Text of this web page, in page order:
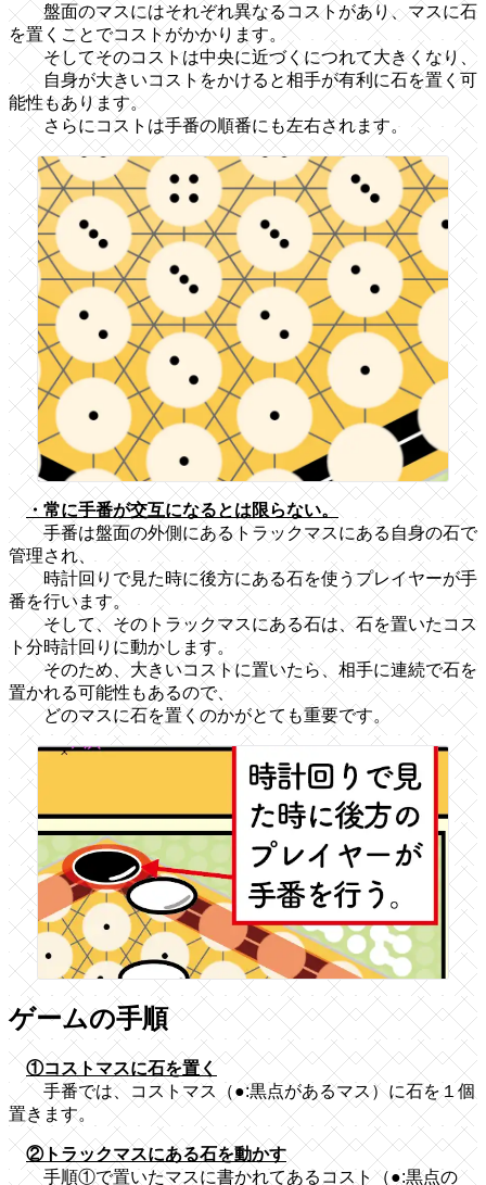
盤面のマスにはそれぞれ異なるコストがあり、マスに石
を置くことでコストがかかります。
そしてそのコストは中央に近づくにつれて大きくなり、
自身が大きいコストをかけると相手が有利に石を置く可
能性もあります。
さらにコストは手番の順番にも左右されます。
・常に手番が交互になるとは限らない。
手番は盤面の外側にあるトラックマスにある自身の石で
管理され、
時計回りで見た時に後方にある石を使うプレイヤーが手
番を行います。
そして、そのトラックマスにある石は、石を置いたコス
ト分時計回りに動かします。
そのため、大きいコストに置いたら、相手に連続で石を
置かれる可能性もあるので、
どのマスに石を置くのかがとても重要です。
ゲームの手順
①コストマスに石を置く
手番では、コストマス（●:黒点があるマス）に石を１個
置きます。
②トラックマスにある石を動かす
手順①で置いたマスに書かれてあるコスト（●:黒点の